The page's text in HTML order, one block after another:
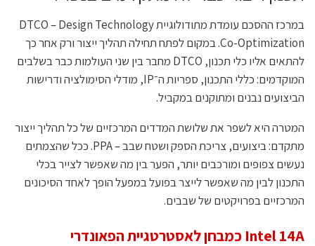
במרכז ההסכם עומדת מתודולוגיית DTCO – Design Technology
Co-Optimization. במקום לפתח תחילה תהליך ייצור ורק אחר כך
להתאים אליו כלי תכנון, DTCO מחבר בין שני העולמות כבר בשלבים
המוקדמים: כללי התכנון, ספריות ה־IP, מודלי הסימולציה ודרישות
הביצועים נבנים ומתוקנים במקביל.
המטרה היא לשפר את שלושת המדדים המרכזיים של כל תהליך ייצור
מתקדם: ביצועים, צריכת הספק ושטח שבב – PPA. ככל שהצמתים
נעשים צפופים ומורכבים יותר, הפער בין מה שאפשר לצייר בכלי
התכנון לבין מה שאפשר לייצר בפועל במפעל הופך לאחד הסיכונים
המרכזיים בפרויקטים של שבבים.
Intel 14A כמבחן לאסטרטגיית הפאונדרי